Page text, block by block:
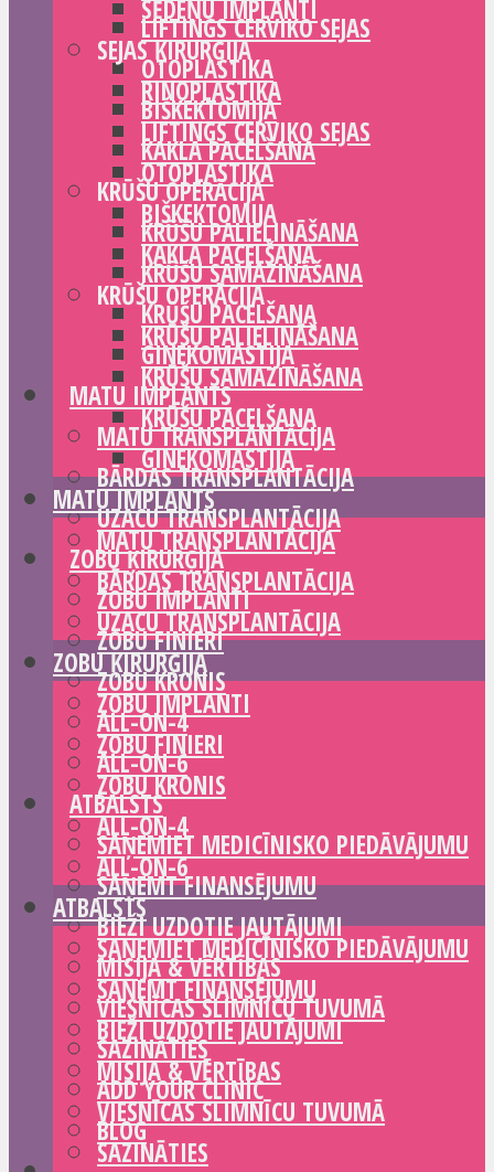
LIFTINGS CERVIKO SEJAS
OTOPLASTIKA
BIŠKEKTOMIJA
KAKLA PACELŠANA
KRŪŠU OPERĀCIJA
KRŪŠU PALIELINĀŠANA
KRŪŠU SAMAZINĀŠANA
KRŪŠU PACELŠANA
GINEKOMASTIJA
MATU IMPLANTS
MATU TRANSPLANTĀCIJA
BĀRDAS TRANSPLANTĀCIJA
UZACU TRANSPLANTĀCIJA
ZOBU ĶIRURĢIJA
ZOBU IMPLANTI
ZOBU FINIERI
ZOBU KRONIS
ALL-ON-4
ALL-ON-6
ATBALSTS
SAŅEMIET MEDICĪNISKO PIEDĀVĀJUMU
SAŅEMT FINANSĒJUMU
BIEŽI UZDOTIE JAUTĀJUMI
MISIJA & VĒRTĪBAS
VIESNĪCAS SLIMNĪCU TUVUMĀ
SAZINĀTIES
ADD YOUR CLINIC
BLOG
SĒDEŅU IMPLANTI
SEJAS ĶIRURĢIJA
RINOPLASTIKA
LIFTINGS CERVIKO SEJAS
OTOPLASTIKA
BIŠKEKTOMIJA
KAKLA PACELŠANA
KRŪŠU OPERĀCIJA
KRŪŠU PALIELINĀŠANA
KRŪŠU SAMAZINĀŠANA
KRŪŠU PACELŠANA
GINEKOMASTIJA
MATU IMPLANTS
MATU TRANSPLANTĀCIJA
BĀRDAS TRANSPLANTĀCIJA
UZACU TRANSPLANTĀCIJA
ZOBU ĶIRURĢIJA
ZOBU IMPLANTI
ZOBU FINIERI
ZOBU KRONIS
ALL-ON-4
ALL-ON-6
ATBALSTS
SAŅEMIET MEDICĪNISKO PIEDĀVĀJUMU
SAŅEMT FINANSĒJUMU
BIEŽI UZDOTIE JAUTĀJUMI
MISIJA & VĒRTĪBAS
VIESNĪCAS SLIMNĪCU TUVUMĀ
SAZINĀTIES